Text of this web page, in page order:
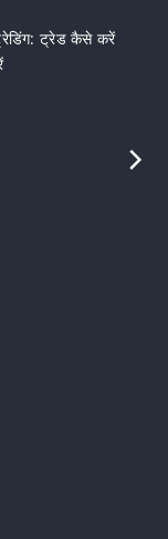
ट्रेड कैसे करें